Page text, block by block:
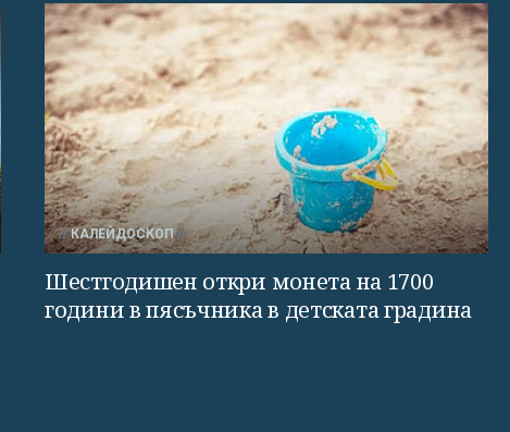
КАЛЕЙДОСКОП
Шестгодишен откри монета на 1700
години в пясъчника в детската градина